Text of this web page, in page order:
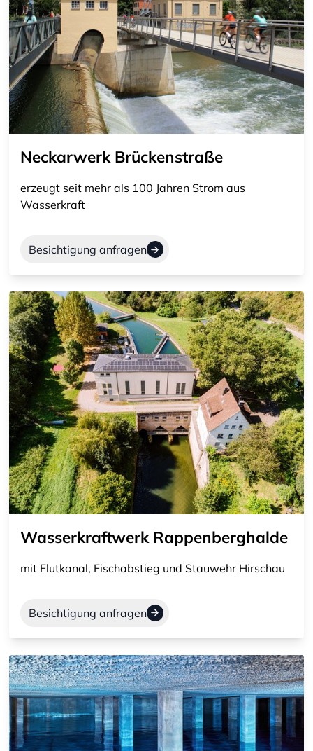
Neckarwerk Brückenstraße
erzeugt seit mehr als 100 Jahren Strom aus
Wasserkraft
Besichtigung anfragen
Wasserkraftwerk Rappenberghalde
mit Flutkanal, Fischabstieg und Stauwehr Hirschau
Besichtigung anfragen